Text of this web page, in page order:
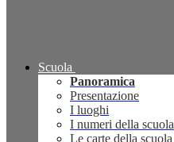
Scuola
Panoramica
Presentazione
I luoghi
I numeri della scuola
Le carte della scuola